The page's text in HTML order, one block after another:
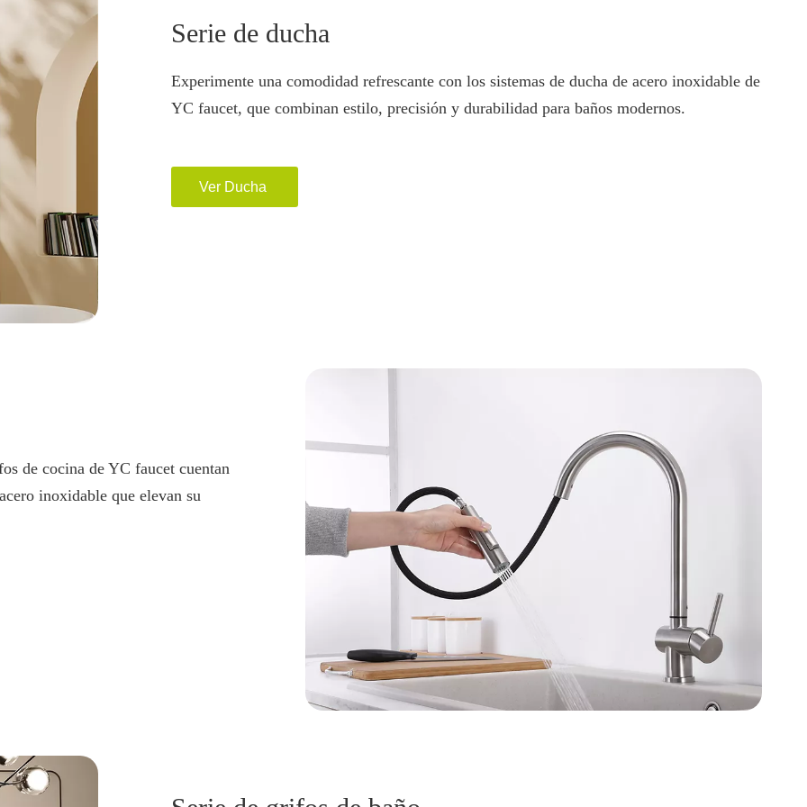
Serie de ducha
Experimente una comodidad refrescante con los sistemas de ducha de acero inoxidable de
YC faucet, que combinan estilo, precisión y durabilidad para baños modernos.
Ver Ducha
de cocina de YC faucet cuentan
inoxidable que elevan su